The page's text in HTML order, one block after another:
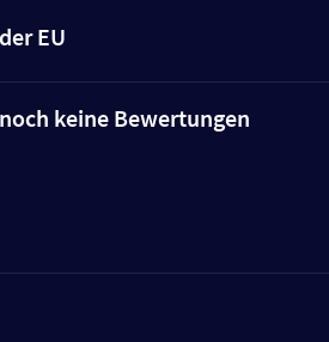
EU
keine Bewertungen